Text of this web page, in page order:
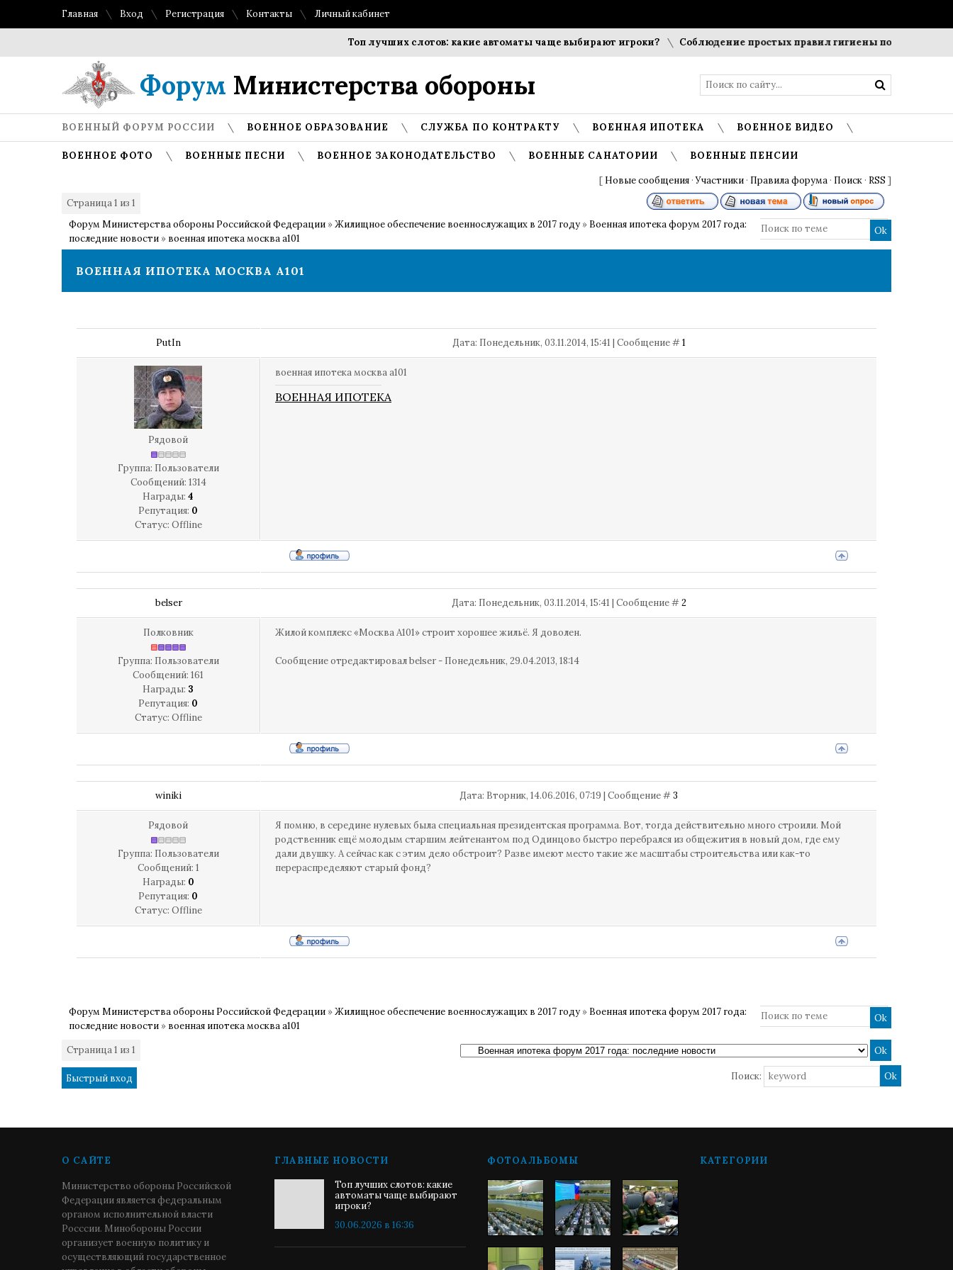
Главная Вход Регистрация Контакты Личный кабинет
Топ лучших слотов: какие автоматы чаще выбирают игроки? Соблюдение простых правил гигиены помогает
Форум Министерства обороны
ВОЕННЫЙ ФОРУМ РОССИИ ВОЕННОЕ ОБРАЗОВАНИЕ СЛУЖБА ПО КОНТРАКТУ ВОЕННАЯ ИПОТЕКА ВОЕННОЕ ВИДЕО
ВОЕННОЕ ФОТО ВОЕННЫЕ ПЕСНИ ВОЕННОЕ ЗАКОНОДАТЕЛЬСТВО ВОЕННЫЕ САНАТОРИИ ВОЕННЫЕ ПЕНСИИ
[ Новые сообщения ·Участники · Правила форума · Поиск · RSS ]
Страница1 из 1
Форум Министерства обороны Российской Федерации »Жилищное обеспечение военнослужащих в 2017 году » Военная ипотека форум 2017 года:
последние новости » военная ипотека москва а101
ВОЕННАЯ ИПОТЕКА МОСКВА А101
PutIn Дата: Понедельник, 03.11.2014, 15:41 | Сообщение #1
Рядовой
Группа: Пользователи
Сообщений: 1314
Награды: 4
Репутация: 0
Статус: Offline
военная ипотека москва а101
ВОЕННАЯ ИПОТЕКА
belser Дата: Понедельник, 03.11.2014, 15:41 | Сообщение #2
Полковник
Группа: Пользователи
Сообщений: 161
Награды: 3
Репутация: 0
Статус: Offline
Жилой комплекс «Москва А101» строит хорошее жильё. Я доволен.
Сообщение отредактировалbelser - Понедельник, 29.04.2013, 18:14
winiki Дата: Вторник, 14.06.2016, 07:19 | Сообщение #3
Рядовой
Группа: Пользователи
Сообщений: 1
Награды: 0
Репутация: 0
Статус: Offline
Я помню, в середине нулевых была специальная президентская программа. Вот, тогда действительно много строили. Мой
родственник ещё молодым старшим лейтенантом под Одинцово быстро перебрался из общежития в новый дом, где ему
дали двушку. А сейчас как с этим дело обстроит? Разве имеют место такие же масштабы строительства или как-то
перераспределяют старый фонд?
Форум Министерства обороны Российской Федерации »Жилищное обеспечение военнослужащих в 2017 году » Военная ипотека форум 2017 года:
последние новости » военная ипотека москва а101
Страница1 из 1
Поиск:
О САЙТЕ
Министерство обороны Российской
Федерации является федеральным
органом исполнительной власти
Росссии. Минобороны России
организует военную политику и
осуществляющий государственное
ГЛАВНЫЕ НОВОСТИ
Топ лучших слотов: какие
автоматы чаще выбирают
игроки?
30.06.2026 в 16:36
ФОТОАЛЬБОМЫ КАТЕГОРИИ